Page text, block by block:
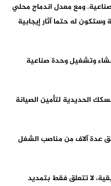
ومع معدل اندماج محلي
وستكون له حتما آثار إيجابية
وتشغيل وحدة صناعية
الحديدية لتأمين الصيانة
عدة آلاف من مناصب الشغل
لا تتعلق فقط بتمديد